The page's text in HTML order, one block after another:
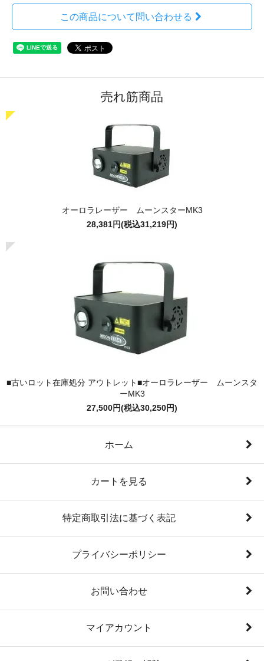
この商品について問い合わせる
売れ筋商品
オーロラレーザー ムーンスターMK3
28,381円(税込31,219円)
■古いロット在庫処分 アウトレット■オーロラレーザー ムーンスタ
ーMK3
27,500円(税込30,250円)
ホーム
カートを見る
特定商取引法に基づく表記
プライバシーポリシー
お問い合わせ
マイアカウント